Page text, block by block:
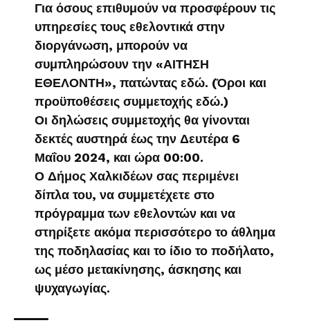
Για όσους επιθυμούν να προσφέρουν τις
υπηρεσίες τους εθελοντικά στην
διοργάνωση, μπορούν να
συμπληρώσουν την «ΑΙΤΗΣΗ
ΕΘΕΛΟΝΤΗ», πατώντας εδώ. (Όροι και
προϋποθέσεις συμμετοχής εδώ.)
Οι δηλώσεις συμμετοχής θα γίνονται
δεκτές αυστηρά έως την Δευτέρα 6
Μαΐου 2024, και ώρα 00:00.
Ο Δήμος Χαλκιδέων σας περιμένει
δίπλα του, να συμμετέχετε στο
πρόγραμμα των εθελοντών και να
στηρίξετε ακόμα περισσότερο το άθλημα
της ποδηλασίας και το ίδιο το ποδήλατο,
ως μέσο μετακίνησης, άσκησης και
ψυχαγωγίας.